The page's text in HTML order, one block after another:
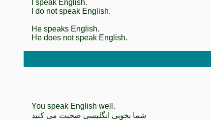
I speak English.
I do not speak English.
He speaks English.
He does not speak English.
You speak English well.
شما بخوبی انگلیسی صحبت می کنید